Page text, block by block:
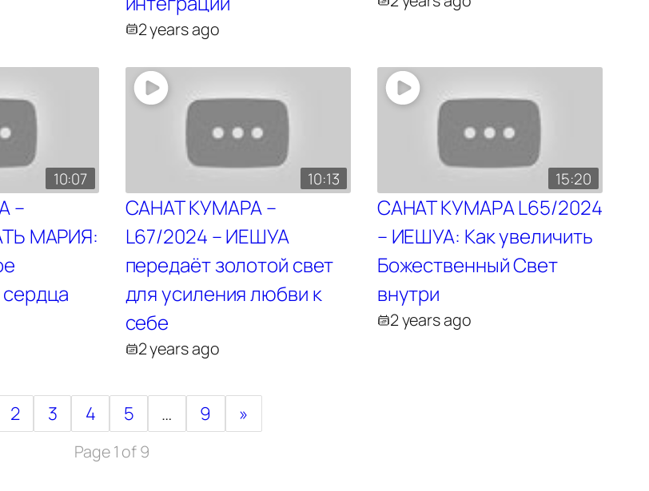
2 years ago
10:07
–
МАРИЯ:
10:13
САНАТ КУМАРА –
L67/2024 – ИЕШУА
передаёт золотой свет
для усиления любви к
себе
2 years ago
15:20
САНАТ КУМАРА L65/2024
– ИЕШУА: Как увеличить
Божественный Свет
внутри
2 years ago
2 3 4 5 … 9 »
Page 1 of 9